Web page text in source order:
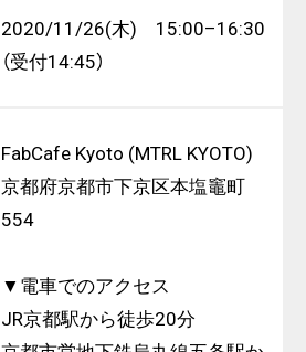
2020/11/26(木) 15:00–16:30
（受付14:45）
FabCafe Kyoto (MTRL KYOTO)
京都府京都市下京区本塩竈町
554
▼電車でのアクセス
JR京都駅から徒歩20分